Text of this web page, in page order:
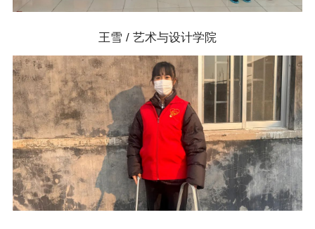
王雪 / 艺术与设计学院